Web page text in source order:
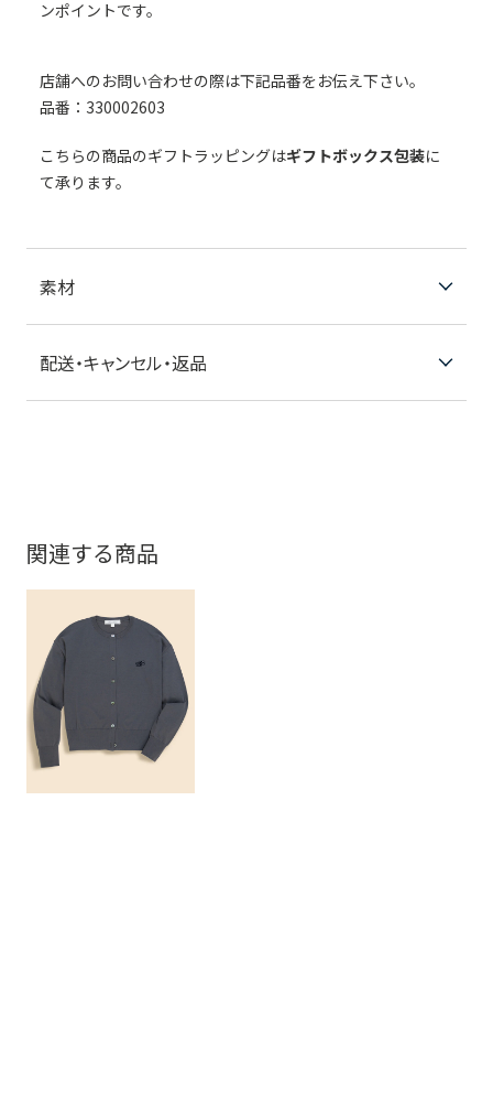
ンポイントです。
店舗へのお問い合わせの際は下記品番をお伝え下さい。
品番：330002603
こちらの商品のギフトラッピングはギフトボックス包装に
て承ります。
素材
配送・キャンセル・返品
関連する商品